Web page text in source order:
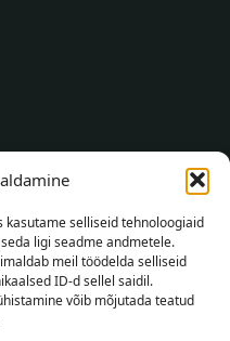
kasutame selliseid tehnoloogiaid
ligi seadme andmetele.
meil töödelda selliseid
ID-d sellel saidil.
võib mõjutada teatud